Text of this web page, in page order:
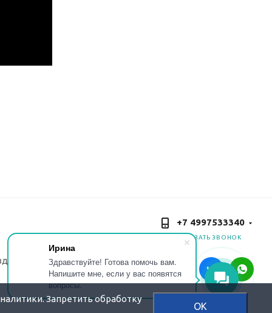
Ирина
Здравствуйте! Готова помочь вам.
Напишите мне, если у вас появятся
вопросы.
+7 4997533340
ЗАКАЗАТЬ ЗВОНОК
Запретить обработку
OK